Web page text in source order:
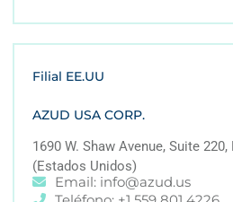
Filial EE.UU
AZUD USA CORP.
1690 W. Shaw Avenue, Suite
(Estados Unidos)
Email: info@azud.us